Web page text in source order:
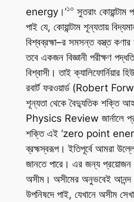
energy।’১০ সুতরাং কোয়ান্টাম
পাই যে, কোয়ান্টাম শূন্যতায়
বিশ্বব্রহ্মা–র সমসন্ত বস্ত্ত কণার
তবে একজন বিজ্ঞানী পরীক্ষণ
বিশ্বাসী। তাই ক্যালিফোর্নিয়ার
রবার্ট ফরওয়ার্ড (Robert
শূন্যতা থেকে বৈদ্যুতিক শক্তি
Physics Review জার্নালে
শক্তি এই ‘zero point
ব্রহ্মস্বরূপ। ইতিপূর্বে আমরা
জানতে পারে। এর জন্য
অসীম। অসীমের অনুভবেই
উপনিষদে পাই, যেখানে অসীম